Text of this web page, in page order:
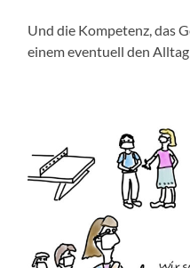
Und die Kompetenz, das
einem eventuell den